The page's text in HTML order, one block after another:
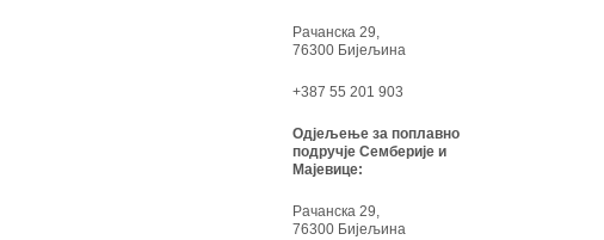
Рачанска 29,
76300 Бијељина
+387 55 201 903
Одјељење за поплавно
подручје Семберије и
Мајевице:
Рачанска 29,
76300 Бијељина